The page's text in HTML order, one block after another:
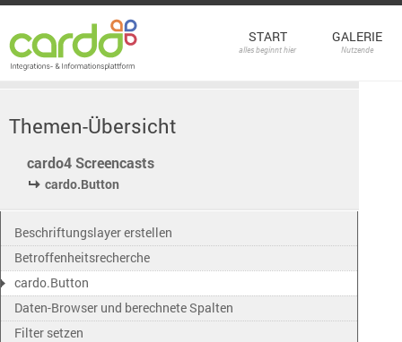
START
alles beginnt hier
GALERIE
Nutzende
Themen-Übersicht
cardo4 Screencasts
cardo.Button
Beschriftungslayer erstellen
Betroffenheitsrecherche
cardo.Button
Daten-Browser und berechnete Spalten
Filter setzen